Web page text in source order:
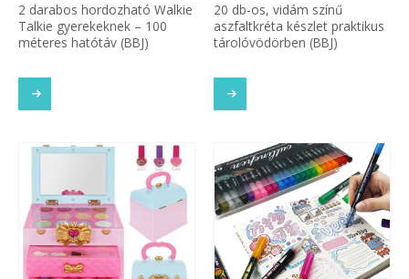
2 darabos hordozható Walkie
Talkie gyerekeknek – 100
méteres hatótáv (BBJ)
20 db-os, vidám színű
aszfaltkréta készlet praktikus
tárolóvödörben (BBJ)